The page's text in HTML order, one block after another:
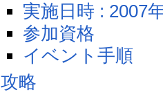
実施日時 : 2007
参加資格
イベント手順
攻略